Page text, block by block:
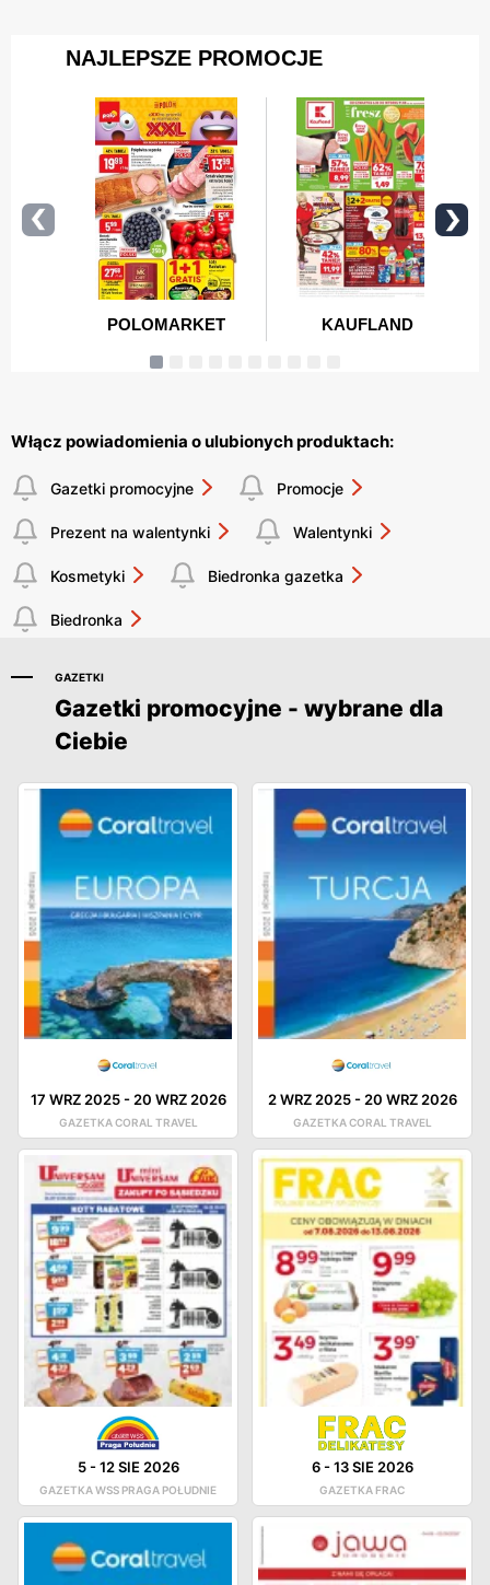
Włącz powiadomienia o ulubionych produktach:
Gazetki promocyjne Promocje
Prezent na walentynki Walentynki
Kosmetyki Biedronka gazetka
Biedronka
GAZETKI
Gazetki promocyjne - wybrane dla
Ciebie
17 WRZ 2025-20 WRZ 2026
GAZETKA CORAL TRAVEL
2 WRZ 2025-20 WRZ 2026
GAZETKA CORAL TRAVEL
5-12 SIE 2026
GAZETKA WSS PRAGA POŁUDNIE
6-13 SIE 2026
GAZETKA FRAC